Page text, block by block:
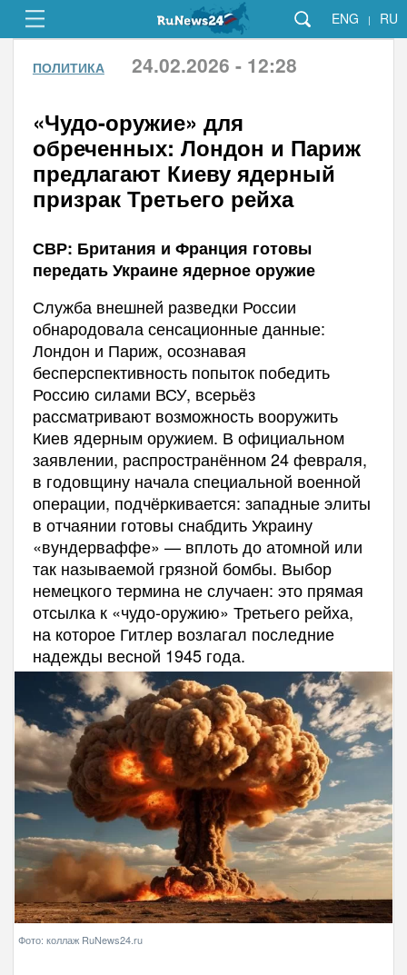
ENG | RU
ПОЛИТИКА 24.02.2026 - 12:28
«Чудо-оружие» для
обреченных: Лондон и Париж
предлагают Киеву ядерный
призрак Третьего рейха
СВР: Британия и Франция готовы
передать Украине ядерное оружие
Служба внешней разведки России
обнародовала сенсационные данные:
Лондон и Париж, осознавая
бесперспективность попыток победить
Россию силами ВСУ, всерьёз
рассматривают возможность вооружить
Киев ядерным оружием. В официальном
заявлении, распространённом 24 февраля,
в годовщину начала специальной военной
операции, подчёркивается: западные элиты
в отчаянии готовы снабдить Украину
«вундерваффе» — вплоть до атомной или
так называемой грязной бомбы. Выбор
немецкого термина не случаен: это прямая
отсылка к «чудо-оружию» Третьего рейха,
на которое Гитлер возлагал последние
надежды весной 1945 года.
Фото: коллаж RuNews24.ru